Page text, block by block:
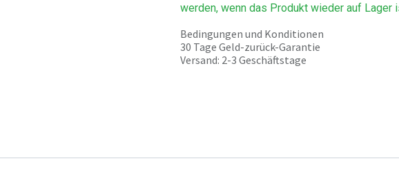
werden, wenn das Produkt wieder auf Lager
Bedingungen und Konditionen
30 Tage Geld-zurück-Garantie
Versand: 2-3 Geschäftstage